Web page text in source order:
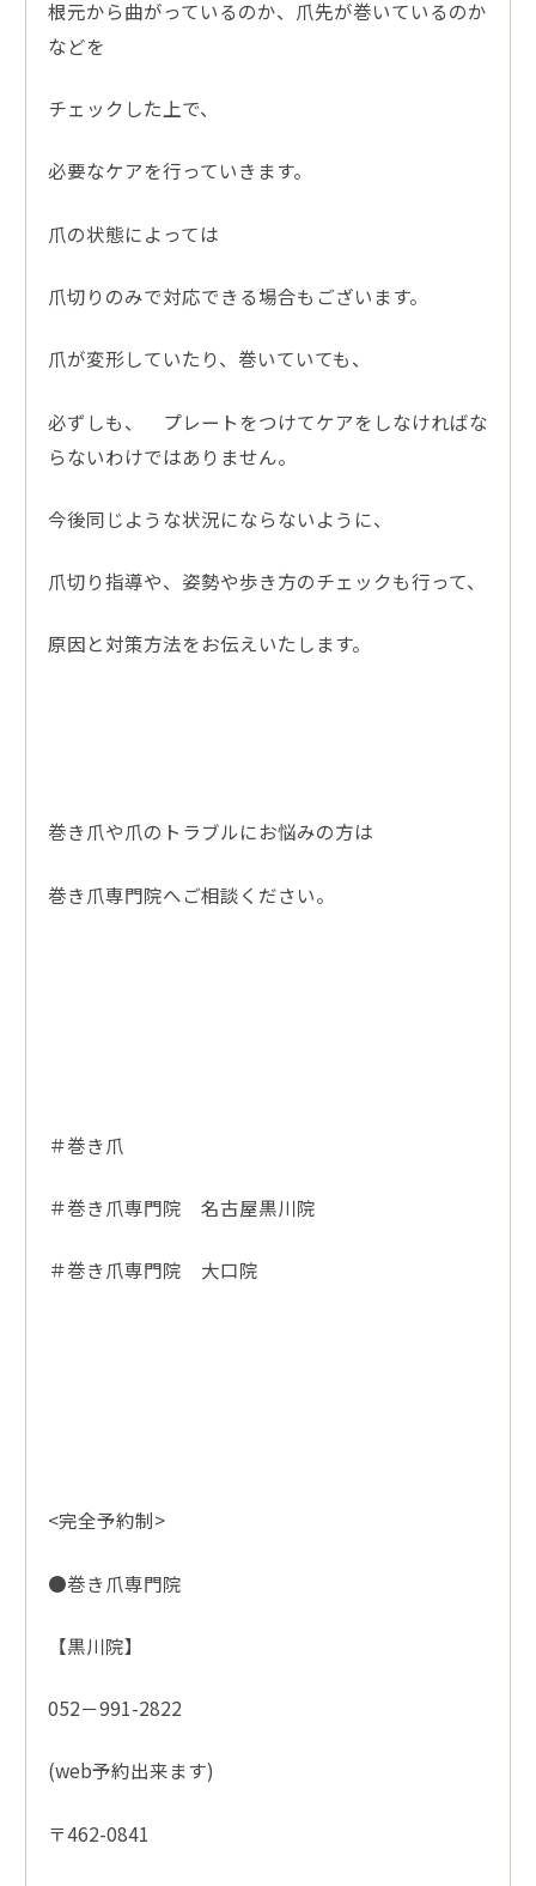
根元から曲がっているのか、爪先が巻いているのか
などを
チェックした上で、
必要なケアを行っていきます。
爪の状態によっては
爪切りのみで対応できる場合もございます。
爪が変形していたり、巻いていても、
必ずしも、 プレートをつけてケアをしなければな
らないわけではありません。
今後同じような状況にならないように、
爪切り指導や、姿勢や歩き方のチェックも行って、
原因と対策方法をお伝えいたします。
巻き爪や爪のトラブルにお悩みの方は
巻き爪専門院へご相談ください。
＃巻き爪
＃巻き爪専門院 名古屋黒川院
＃巻き爪専門院 大口院
<完全予約制>
●巻き爪専門院
【黒川院】
052－991-2822
(web予約出来ます)
〒462-0841